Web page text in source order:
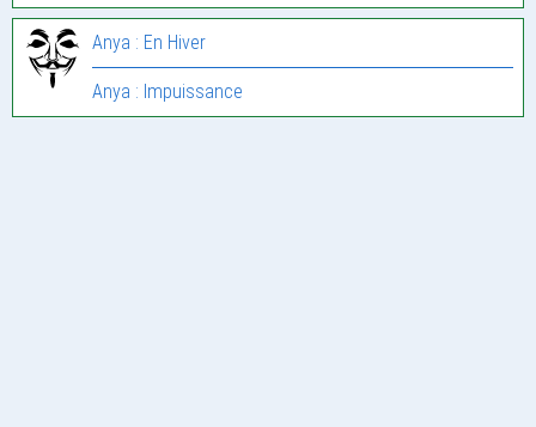
Anya : En Hiver
Anya : Impuissance